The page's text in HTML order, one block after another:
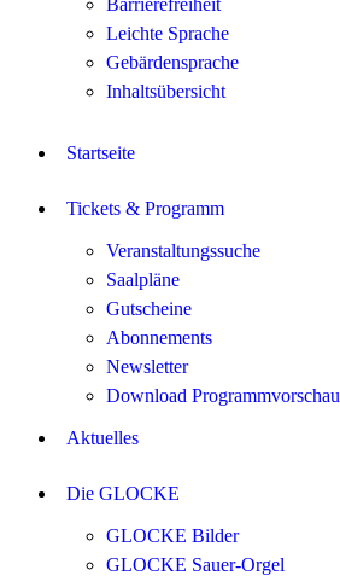
Barrierefreiheit
Leichte Sprache
Gebärdensprache
Inhaltsübersicht
Startseite
Tickets & Programm
Veranstaltungssuche
Saalpläne
Gutscheine
Abonnements
Newsletter
Download Programmvorschau
Aktuelles
Die GLOCKE
GLOCKE Bilder
GLOCKE Sauer-Orgel